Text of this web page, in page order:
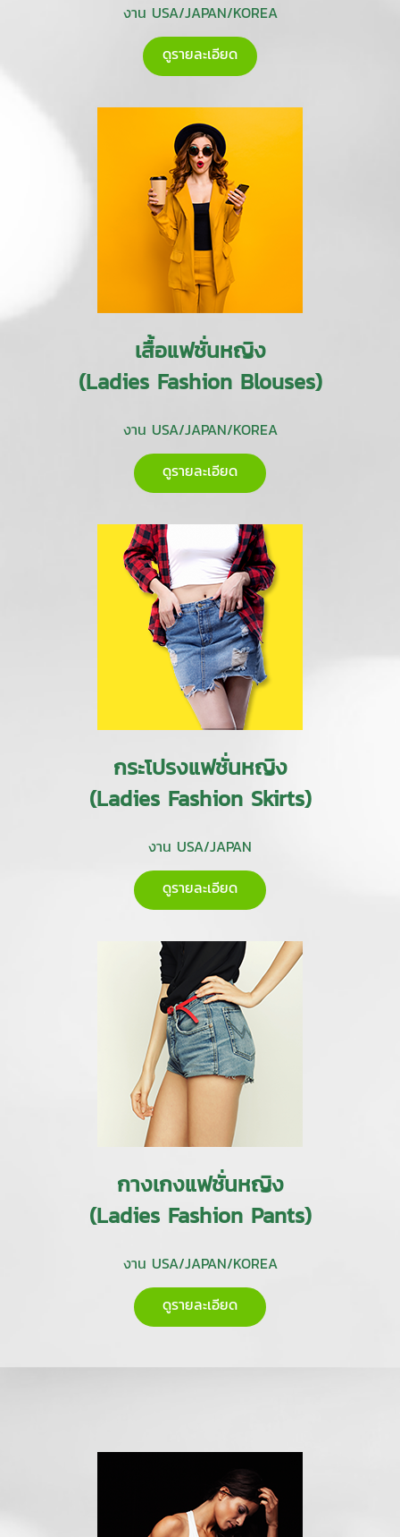
งาน USA/JAPAN/KOREA
ดูรายละเอียด
เสื้อแฟชั่นหญิง
(Ladies Fashion Blouses)
งาน USA/JAPAN/KOREA
ดูรายละเอียด
กระโปรงแฟชั่นหญิง
(Ladies Fashion Skirts)
งาน USA/JAPAN
ดูรายละเอียด
กางเกงแฟชั่นหญิง
(Ladies Fashion Pants)
งาน USA/JAPAN/KOREA
ดูรายละเอียด